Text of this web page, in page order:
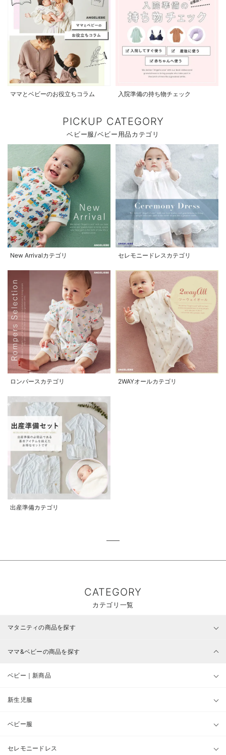
ママとベビーのお役立ちコラム 入院準備の持ち物チェック
PICKUP CATEGORY
ベビー服/ベビー用品カテゴリ
New Arrivalカテゴリ セレモニードレスカテゴリ
ロンパースカテゴリ 2WAYオールカテゴリ
出産準備カテゴリ
CATEGORY
カテゴリ一覧
マタニティの商品を探す
ママ&ベビーの商品を探す
ベビー｜新商品
新生児服
ベビー服
セレモニードレス